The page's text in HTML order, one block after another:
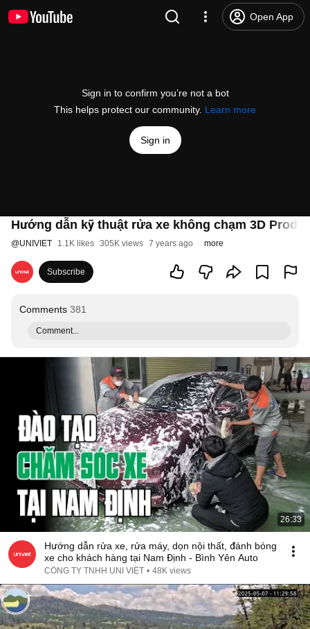
Open App
Sign in to confirm you’re not a bot
This helps protect our community. Learn more
Sign in
Hướng dẫn kỹ thuật rửa xe không chạm 3D
@UNIVIET 1.1K likes 305K views 7 years ago more
Subscribe
Comments 381
Comment...
26:33
Hướng dẫn rửa xe, rửa máy, dọn nội thất, đánh bóng
xe cho khách hàng tại Nam Định - Bình Yên Auto
CÔNG TY TNHH UNI VIỆT • 48K views